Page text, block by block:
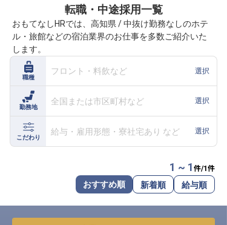
就職・転職 合同説明会
おもてなしHRについて
ご利用の流れ
よくある質問
ホテル・宿泊業界情報コラム
転職サポートに申し込む
採用をお考えの企業様へ
転職・中途採用一覧
おもてなしHRでは、高知県 / 中抜け勤務なしのホテ
ル・旅館などの宿泊業界のお仕事を多数ご紹介いた
します。
職種
フロント・料飲など 選択
勤務地
全国または市区町村など 選択
こだわり
給与・雇用形態・寮社宅あり など 選択
1 ~ 1 件/1 件
おすすめ順 新着順 給与順